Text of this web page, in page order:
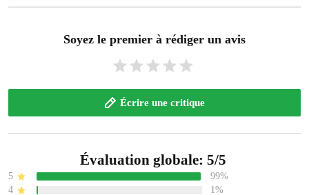
Soyez le premier à rédiger un avis
Écrire une critique
Évaluation globale: 5/5
5
99%
4
1%